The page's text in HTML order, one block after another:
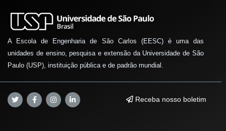
A Escola de Engenharia de São Carlos (EESC) é uma das
unidades de ensino, pesquisa e extensão da Universidade de São
Paulo (USP), instituição pública e de padrão mundial.
Receba nosso boletim